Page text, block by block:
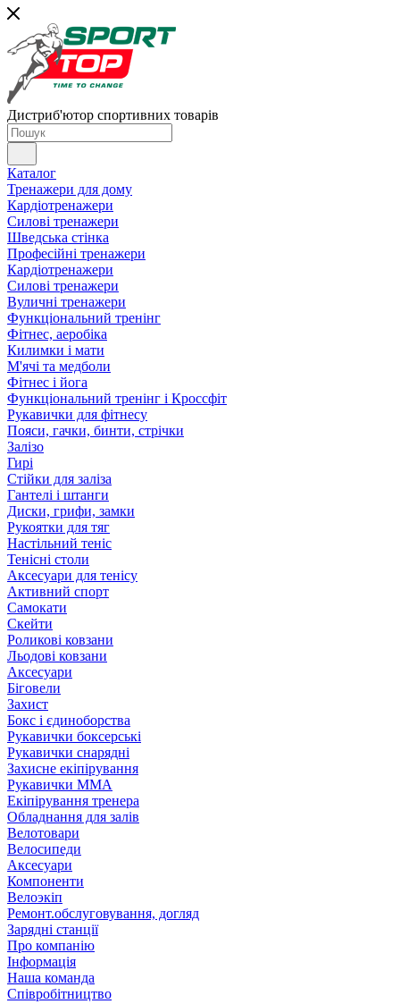
Дистриб'ютор спортивних товарів
Каталог
Тренажери для дому
Кардіотренажери
Силові тренажери
Шведська стінка
Професійні тренажери
Кардіотренажери
Силові тренажери
Вуличні тренажери
Функціональний тренінг
Фітнес, аеробіка
Килимки і мати
М'ячі та медболи
Фітнес і йога
Функціональний тренінг і Кроссфіт
Рукавички для фітнесу
Пояси, гачки, бинти, стрічки
Залізо
Гирі
Стійки для заліза
Гантелі і штанги
Диски, грифи, замки
Рукоятки для тяг
Настільний теніс
Тенісні столи
Аксесуари для тенісу
Активний спорт
Самокати
Скейти
Роликові ковзани
Льодові ковзани
Аксесуари
Біговели
Захист
Бокс і єдиноборства
Рукавички боксерські
Рукавички снарядні
Захисне екіпірування
Рукавички ММА
Екіпірування тренера
Обладнання для залів
Велотовари
Велосипеди
Аксесуари
Компоненти
Велоэкіп
Ремонт.обслуговування, догляд
Зарядні станції
Про компанію
Інформація
Наша команда
Співробітництво